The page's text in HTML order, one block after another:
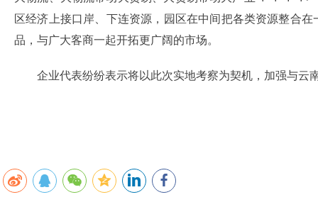
区经济上接口岸、下连资源，园区在中间把各类资源整合
品，与广大客商一起开拓更广阔的市场。
企业代表纷纷表示将以此次实地考察为契机，加强与云